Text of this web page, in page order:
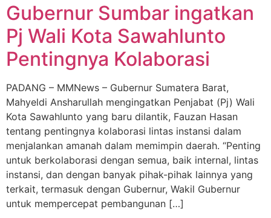
Gubernur Sumbar ingatkan
Pj Wali Kota Sawahlunto
Pentingnya Kolaborasi
PADANG – MMNews – Gubernur Sumatera Barat,
Mahyeldi Ansharullah mengingatkan Penjabat (Pj) Wali
Kota Sawahlunto yang baru dilantik, Fauzan Hasan
tentang pentingnya kolaborasi lintas instansi dalam
menjalankan amanah dalam memimpin daerah. “Penting
untuk berkolaborasi dengan semua, baik internal, lintas
instansi, dan dengan banyak pihak-pihak lainnya yang
terkait, termasuk dengan Gubernur, Wakil Gubernur
untuk mempercepat pembangunan […]